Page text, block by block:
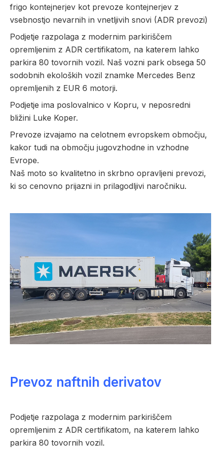
frigo kontejnerjev kot prevoze kontejnerjev z
vsebnostjo nevarnih in vnetljivih snovi (ADR prevozi)
Podjetje razpolaga z modernim parkiriščem
opremljenim z ADR certifikatom, na katerem lahko
parkira 80 tovornih vozil. Naš vozni park obsega 50
sodobnih ekoloških vozil znamke Mercedes Benz
opremljenih z EUR 6 motorji.
Podjetje ima poslovalnico v Kopru, v neposredni
bližini Luke Koper.
Prevoze izvajamo na celotnem evropskem območju,
kakor tudi na območju jugovzhodne in vzhodne
Evrope.
Naš moto so kvalitetno in skrbno opravljeni prevozi,
ki so cenovno prijazni in prilagodljivi naročniku.
Prevoz naftnih derivatov
Podjetje razpolaga z modernim parkiriščem
opremljenim z ADR certifikatom, na katerem lahko
parkira 80 tovornih vozil.